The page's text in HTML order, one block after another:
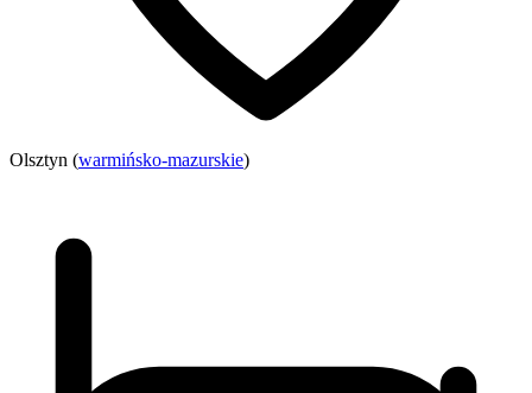
Olsztyn (warmińsko-mazurskie)